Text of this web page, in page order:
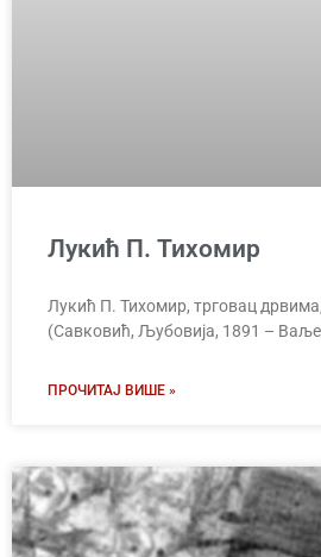
Лукић П. Тихомир
Лукић П. Тихомир, трговац
(Савковић, Љубовија, 1891 –
ПРОЧИТАЈ ВИШЕ »